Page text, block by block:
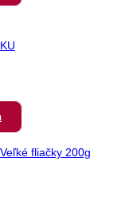
fliačky 200g